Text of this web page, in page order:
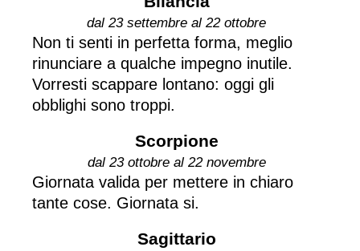
dal 23 settembre al 22 ottobre
Non ti senti in perfetta forma, meglio
rinunciare a qualche impegno inutile.
Vorresti scappare lontano: oggi gli
obblighi sono troppi.
Scorpione
dal 23 ottobre al 22 novembre
Giornata valida per mettere in chiaro
tante cose. Giornata si.
Sagittario